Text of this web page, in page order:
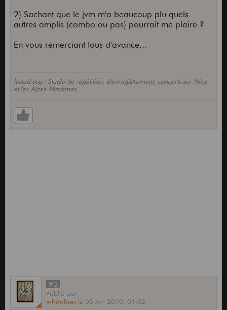
2) Sachant que le jvm m'a beaucoup plu quels
autres amplis (combo ou pas) pourrait me plaire ?
En vous remerciant tous d'avance...
lestud.org : Studio de répétition, d'enregistrement, concerts sur Nice
et les Alpes-Maritimes.
#2
Publié par
whitelion le 05 Avr 2010, 01:32